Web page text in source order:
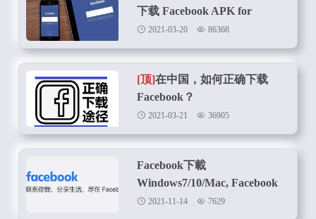
下载 Facebook APK for
Android下载
2021-03-20 86368
[顶]在中国，如何正确下载
Facebook？
2021-03-21 36905
Facebook下載
Windows7/10/Mac, Facebook
Lite電腦版app下載
2021-11-14 7629